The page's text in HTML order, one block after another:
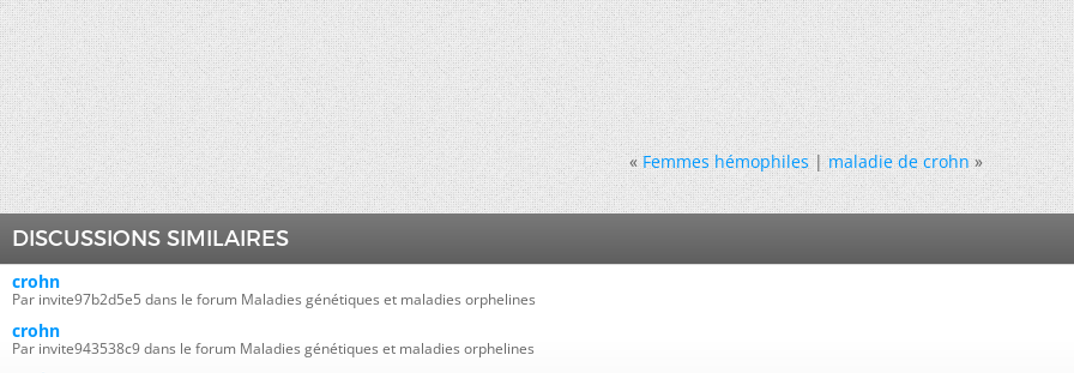
« Femmes hémophiles|maladie de crohn »
DISCUSSIONS SIMILAIRES
crohn
Par invite97b2d5e5 dans le forum Maladies génétiques et maladies orphelines
crohn
Par invite943538c9 dans le forum Maladies génétiques et maladies orphelines